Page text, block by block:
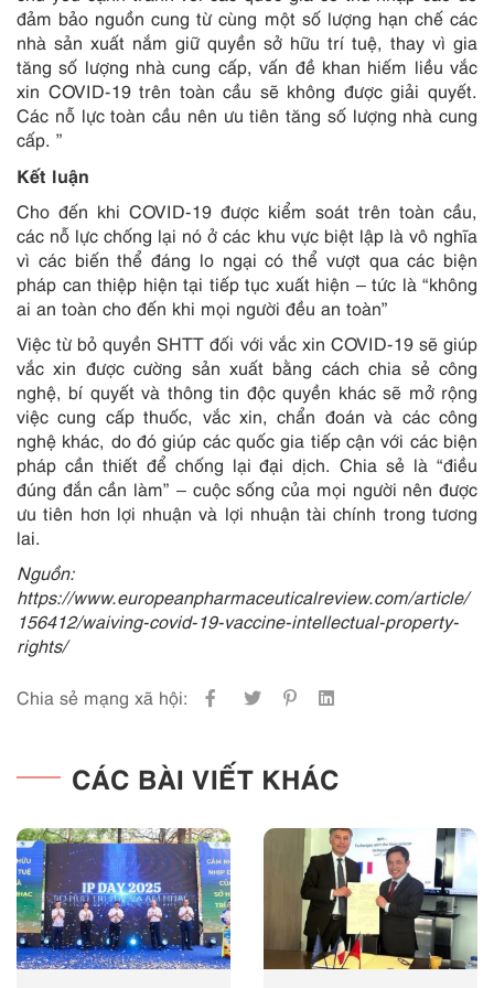
đảm bảo nguồn cung từ cùng một số lượng hạn chế các
nhà sản xuất nắm giữ quyền sở hữu trí tuệ, thay vì gia
tăng số lượng nhà cung cấp, vấn đề khan hiếm liều vắc
xin COVID-19 trên toàn cầu sẽ không được giải quyết.
Các nỗ lực toàn cầu nên ưu tiên tăng số lượng nhà cung
cấp. ”
Kết luận
Cho đến khi COVID-19 được kiểm soát trên toàn cầu,
các nỗ lực chống lại nó ở các khu vực biệt lập là vô nghĩa
vì các biến thể đáng lo ngại có thể vượt qua các biện
pháp can thiệp hiện tại tiếp tục xuất hiện – tức là “không
ai an toàn cho đến khi mọi người đều an toàn”
Việc từ bỏ quyền SHTT đối với vắc xin COVID-19 sẽ giúp
vắc xin được cường sản xuất bằng cách chia sẻ công
nghệ, bí quyết và thông tin độc quyền khác sẽ mở rộng
việc cung cấp thuốc, vắc xin, chẩn đoán và các công
nghệ khác, do đó giúp các quốc gia tiếp cận với các biện
pháp cần thiết để chống lại đại dịch. Chia sẻ là “điều
đúng đắn cần làm” – cuộc sống của mọi người nên được
ưu tiên hơn lợi nhuận và lợi nhuận tài chính trong tương
lai.
Nguồn:
https://www.europeanpharmaceuticalreview.com/article/
156412/waiving-covid-19-vaccine-intellectual-property-
rights/
Chia sẻ mạng xã hội:
CÁC BÀI VIẾT KHÁC